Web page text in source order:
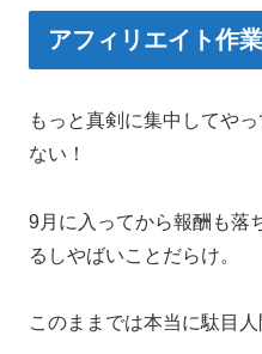
アフィリエイト作
もっと真剣に集中してや
ない！
9月に入ってから報酬も落
るしやばいことだらけ。
このままでは本当に駄目人